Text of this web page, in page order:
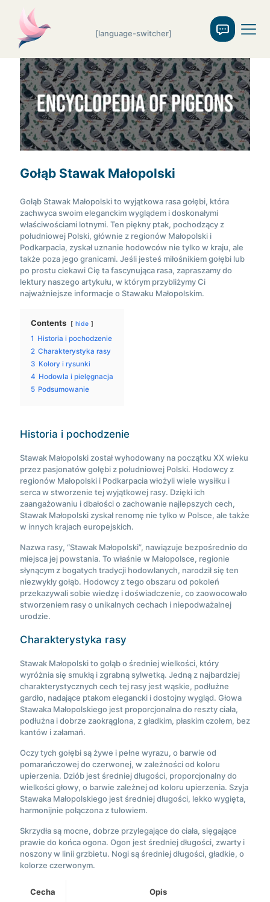
[language-switcher]
Gołąb Stawak Małopolski
Gołąb Stawak Małopolski to wyjątkowa rasa gołębi, która
zachwyca swoim eleganckim wyglądem i doskonałymi
właściwościami lotnymi. Ten piękny ptak, pochodzący z
południowej Polski, głównie z regionów Małopolski i
Podkarpacia, zyskał uznanie hodowców nie tylko w kraju, ale
także poza jego granicami. Jeśli jesteś miłośnikiem gołębi lub
po prostu ciekawi Cię ta fascynująca rasa, zapraszamy do
lektury naszego artykułu, w którym przybliżymy Ci
najważniejsze informacje o Stawaku Małopolskim.
Contents hide
1 Historia i pochodzenie
2 Charakterystyka rasy
3 Kolory i rysunki
4 Hodowla i pielęgnacja
5 Podsumowanie
Historia i pochodzenie
Stawak Małopolski został wyhodowany na początku XX wieku
przez pasjonatów gołębi z południowej Polski. Hodowcy z
regionów Małopolski i Podkarpacia włożyli wiele wysiłku i
serca w stworzenie tej wyjątkowej rasy. Dzięki ich
zaangażowaniu i dbałości o zachowanie najlepszych cech,
Stawak Małopolski zyskał renomę nie tylko w Polsce, ale także
w innych krajach europejskich.
Nazwa rasy, “Stawak Małopolski”, nawiązuje bezpośrednio do
miejsca jej powstania. To właśnie w Małopolsce, regionie
słynącym z bogatych tradycji hodowlanych, narodził się ten
niezwykły gołąb. Hodowcy z tego obszaru od pokoleń
przekazywali sobie wiedzę i doświadczenie, co zaowocowało
stworzeniem rasy o unikalnych cechach i niepodważalnej
urodzie.
Charakterystyka rasy
Stawak Małopolski to gołąb o średniej wielkości, który
wyróżnia się smukłą i zgrabną sylwetką. Jedną z najbardziej
charakterystycznych cech tej rasy jest wąskie, podłużne
gardło, nadające ptakom elegancki i dostojny wygląd. Głowa
Stawaka Małopolskiego jest proporcjonalna do reszty ciała,
podłużna i dobrze zaokrąglona, z gładkim, płaskim czołem, bez
kantów i załamań.
Oczy tych gołębi są żywe i pełne wyrazu, o barwie od
pomarańczowej do czerwonej, w zależności od koloru
upierzenia. Dziób jest średniej długości, proporcjonalny do
wielkości głowy, o barwie zależnej od koloru upierzenia. Szyja
Stawaka Małopolskiego jest średniej długości, lekko wygięta,
harmonijnie połączona z tułowiem.
Skrzydła są mocne, dobrze przylegające do ciała, sięgające
prawie do końca ogona. Ogon jest średniej długości, zwarty i
noszony w linii grzbietu. Nogi są średniej długości, gładkie, o
kolorze czerwonym.
Cecha Opis